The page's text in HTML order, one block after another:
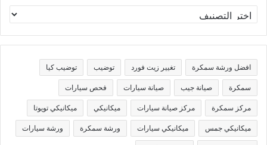
ص
ن
ف
ا
افضل ورشة سمكرة تغيير زيت فورد توضيب توضيب كيا
سمكرة صيانة جيب صيانة سيارات فحص سيارات
مركز سمكرة مركز صيانة سيارات ميكانيكي ميكانيكي تويوتا
ميكانيكي جمس ميكانيكي سيارات ورشة سمكرة ورشة سيارات